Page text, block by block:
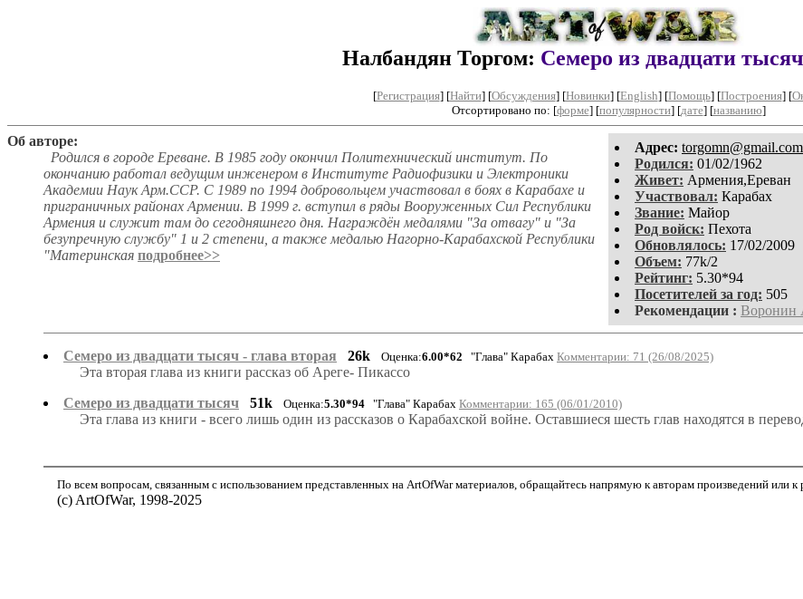
Налбандян Торгом: Семеро из двадцати
[Регистрация] [Найти] [Обсуждения] [Новинки] [English] [Помощь] [Построения] [
Отсортировано по: [форме] [популярности] [дате] [названию]
Aдpeс: torgomn@gmail.com
Родился: 01/02/1962
Живет: Армения,Ереван
Участвовал: Карабах
Звание: Майор
Род войск: Пехота
Обновлялось: 17/02/2009
Объем: 77k/2
Рейтинг: 5.30*94
Посетителей за год: 505
Рекомендации : Воронин
Об авторе:
Родился в городе Ереване. В 1985 году окончил Политехнический институт. По
окончанию работал ведущим инженером в Институте Радиофизики и Электроники
Академии Наук Арм.ССР. С 1989 по 1994 добровольцем участвовал в боях в Карабахе и
приграничных районах Армении. В 1999 г. вступил в ряды Вооруженных Сил Республики
Армения и служит там до сегодняшнего дня. Награждён медалями "За отвагу" и "За
безупречную службу" 1 и 2 степени, а также медалью Нагорно-Карабахской Республики
"Материнская подробнее>>
Семеро из двадцати тысяч - глава вторая 26k Оценка:6.00*62 "Глава" Карабах Комментарии: 71 (26/08/2025)
Эта вторая глава из книги рассказ об Ареге- Пикассо
Семеро из двадцати тысяч
51k Оценка:5.30*94 "Глава" Карабах Комментарии: 165 (06/01/2010)
Эта глава из книги - всего лишь один из рассказов о Карабахской войне. Оставшиеся шесть глав находятся в
По всем вопросам, связанным с использованием представленных на ArtOfWar материалов, обращайтесь напрямую к авторам произведений или
(с) ArtOfWar, 1998-2025